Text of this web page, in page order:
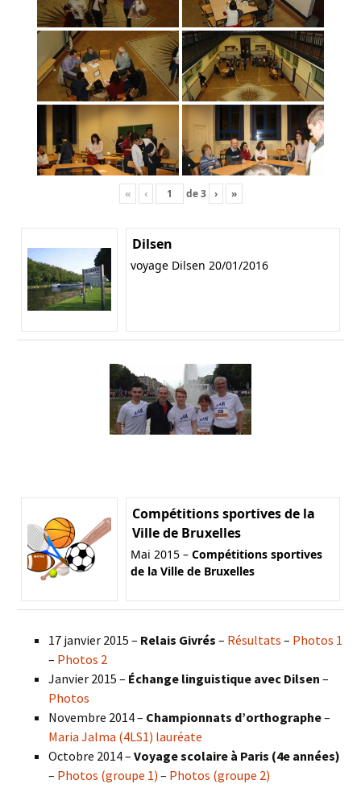
« ‹ de3 › »
Dilsen
voyage Dilsen 20/01/2016
Compétitions sportives de la
Ville de Bruxelles
Mai 2015 – Compétitions sportives
de la Ville de Bruxelles
17 janvier 2015 – Relais Givrés – Résultats – Photos 1
– Photos 2
Janvier 2015 – Échange linguistique avec Dilsen –
Photos
Novembre 2014 – Championnats d’orthographe–
Maria Jalma (4LS1) lauréate
Octobre 2014 – Voyage scolaire à Paris (4e années)
– Photos (groupe 1) – Photos (groupe 2)